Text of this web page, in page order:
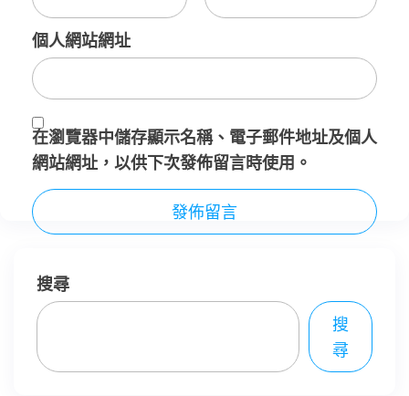
個人網站網址
在瀏覽器中儲存顯示名稱、電子郵件地址及個人
網站網址，以供下次發佈留言時使用。
搜尋
搜
尋